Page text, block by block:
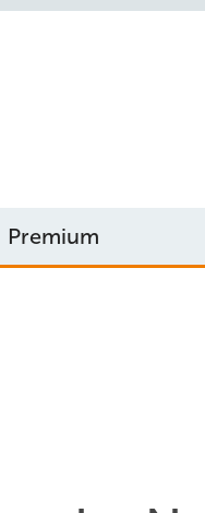
Premium